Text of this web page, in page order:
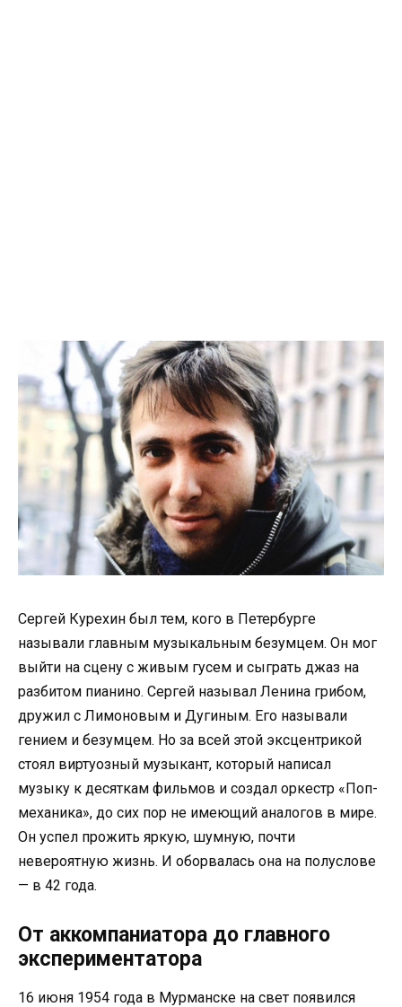
Сергей Курехин был тем, кого в Петербурге
называли главным музыкальным безумцем. Он мог
выйти на сцену с живым гусем и сыграть джаз на
разбитом пианино. Сергей называл Ленина грибом,
дружил с Лимоновым и Дугиным. Его называли
гением и безумцем. Но за всей этой эксцентрикой
стоял виртуозный музыкант, который написал
музыку к десяткам фильмов и создал оркестр «Поп-
механика», до сих пор не имеющий аналогов в мире.
Он успел прожить яркую, шумную, почти
невероятную жизнь. И оборвалась она на полуслове
— в 42 года.
От аккомпаниатора до главного
экспериментатора
16 июня 1954 года в Мурманске на свет появился